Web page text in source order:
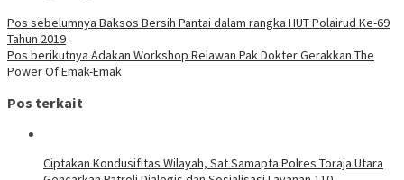
Pos sebelumnya Baksos Bersih Pantai dalam rangka HUT Polairud Ke-69
Tahun 2019
Pos berikutnya Adakan Workshop Relawan Pak Dokter Gerakkan The
Power Of Emak-Emak
Pos terkait
Ciptakan Kondusifitas Wilayah, Sat Samapta Polres Toraja Utara